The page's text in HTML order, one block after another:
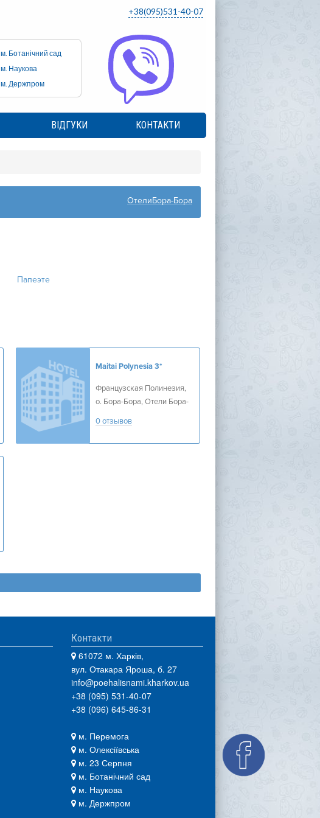
+38(095)531-40-07
м. Ботанічний сад
м. Наукова
м. Держпром
ВІДГУКИ КОНТАКТИ
ОтелиБора-Бора
Папеэте
Maitai Polynesia3*
Французская Полинезия,
о. Бора-Бора, Отели Бора-
0 отзывов
Контакти
61072 м. Харків,
вул. Отакара Яроша, б. 27
info@poehalisnami.kharkov.ua
+38 (095) 531-40-07
+38 (096) 645-86-31
м. Перемога
м. Олексіївська
м. 23 Серпня
м. Ботанічний сад
м. Наукова
м. Держпром